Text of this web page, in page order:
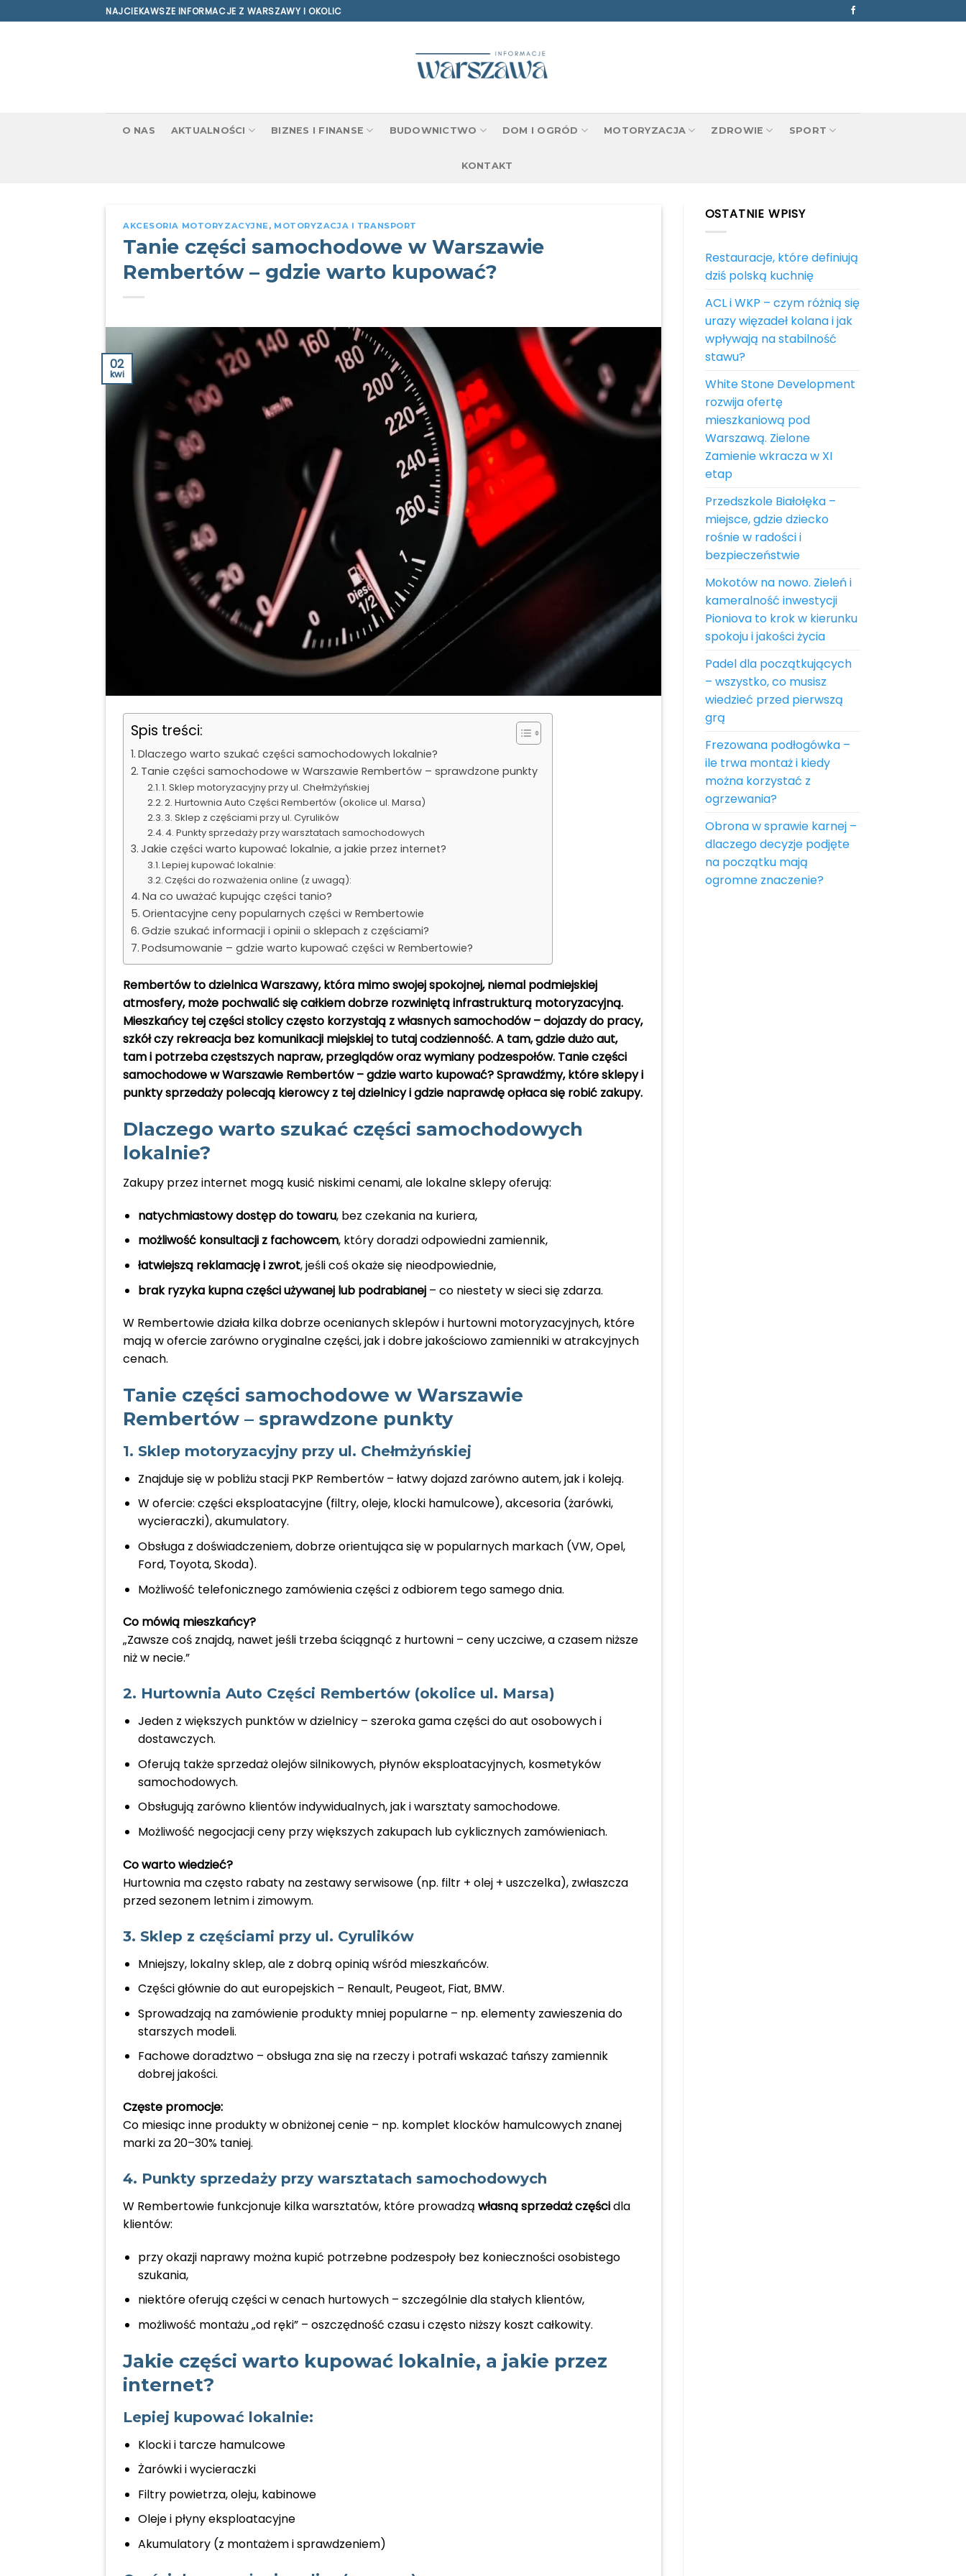
to
NAJCIEKAWSZE INFORMACJE Z WARSZAWY I OKOLIC
O NAS AKTUALNOŚCI BIZNES I FINANSE BUDOWNICTWO DOM I OGRÓD MOTORYZACJA ZDROWIE SPORT
KONTAKT
AKCESORIA MOTORYZACYJNE, MOTORYZACJA I TRANSPORT
Tanie części samochodowe w Warszawie
Rembertów – gdzie warto kupować?
02
kwi
Spis treści:
Dlaczego warto szukać części samochodowych lokalnie?
Tanie części samochodowe w Warszawie Rembertów – sprawdzone punkty
1. Sklep motoryzacyjny przy ul. Chełmżyńskiej
2. Hurtownia Auto Części Rembertów (okolice ul. Marsa)
3. Sklep z częściami przy ul. Cyrulików
4. Punkty sprzedaży przy warsztatach samochodowych
Jakie części warto kupować lokalnie, a jakie przez internet?
Lepiej kupować lokalnie:
Części do rozważenia online (z uwagą):
Na co uważać kupując części tanio?
Orientacyjne ceny popularnych części w Rembertowie
Gdzie szukać informacji i opinii o sklepach z częściami?
Podsumowanie – gdzie warto kupować części w Rembertowie?
Rembertów to dzielnica Warszawy, która mimo swojej spokojnej, niemal podmiejskiej
atmosfery, może pochwalić się całkiem dobrze rozwiniętą infrastrukturą motoryzacyjną.
Mieszkańcy tej części stolicy często korzystają z własnych samochodów – dojazdy do pracy,
szkół czy rekreacja bez komunikacji miejskiej to tutaj codzienność. A tam, gdzie dużo aut,
tam i potrzeba częstszych napraw, przeglądów oraz wymiany podzespołów. Tanie części
samochodowe w Warszawie Rembertów – gdzie warto kupować? Sprawdźmy, które sklepy i
punkty sprzedaży polecają kierowcy z tej dzielnicy i gdzie naprawdę opłaca się robić zakupy.
Dlaczego warto szukać części samochodowych
lokalnie?
Zakupy przez internet mogą kusić niskimi cenami, ale lokalne sklepy oferują:
natychmiastowy dostęp do towaru, bez czekania na kuriera,
możliwość konsultacji z fachowcem, który doradzi odpowiedni zamiennik,
łatwiejszą reklamację i zwrot, jeśli coś okaże się nieodpowiednie,
brak ryzyka kupna części używanej lub podrabianej– co niestety w sieci się zdarza.
W Rembertowie działa kilka dobrze ocenianych sklepów i hurtowni motoryzacyjnych, które
mają w ofercie zarówno oryginalne części, jak i dobre jakościowo zamienniki w atrakcyjnych
cenach.
Tanie części samochodowe w Warszawie
Rembertów – sprawdzone punkty
1. Sklep motoryzacyjny przy ul. Chełmżyńskiej
Znajduje się w pobliżu stacji PKP Rembertów – łatwy dojazd zarówno autem, jak i koleją.
W ofercie: części eksploatacyjne (filtry, oleje, klocki hamulcowe), akcesoria (żarówki,
wycieraczki), akumulatory.
Obsługa z doświadczeniem, dobrze orientująca się w popularnych markach (VW, Opel,
Ford, Toyota, Skoda).
Możliwość telefonicznego zamówienia części z odbiorem tego samego dnia.
Co mówią mieszkańcy?
„Zawsze coś znajdą, nawet jeśli trzeba ściągnąć z hurtowni – ceny uczciwe, a czasem niższe
niż w necie.”
2. Hurtownia Auto Części Rembertów (okolice ul. Marsa)
Jeden z większych punktów w dzielnicy – szeroka gama części do aut osobowych i
dostawczych.
Oferują także sprzedaż olejów silnikowych, płynów eksploatacyjnych, kosmetyków
samochodowych.
Obsługują zarówno klientów indywidualnych, jak i warsztaty samochodowe.
Możliwość negocjacji ceny przy większych zakupach lub cyklicznych zamówieniach.
Co warto wiedzieć?
Hurtownia ma często rabaty na zestawy serwisowe (np. filtr + olej + uszczelka), zwłaszcza
przed sezonem letnim i zimowym.
3. Sklep z częściami przy ul. Cyrulików
Mniejszy, lokalny sklep, ale z dobrą opinią wśród mieszkańców.
Części głównie do aut europejskich – Renault, Peugeot, Fiat, BMW.
Sprowadzają na zamówienie produkty mniej popularne – np. elementy zawieszenia do
starszych modeli.
Fachowe doradztwo – obsługa zna się na rzeczy i potrafi wskazać tańszy zamiennik
dobrej jakości.
Częste promocje:
Co miesiąc inne produkty w obniżonej cenie – np. komplet klocków hamulcowych znanej
marki za 20–30% taniej.
4. Punkty sprzedaży przy warsztatach samochodowych
W Rembertowie funkcjonuje kilka warsztatów, które prowadzą własną sprzedaż częścidla
klientów:
przy okazji naprawy można kupić potrzebne podzespoły bez konieczności osobistego
szukania,
niektóre oferują części w cenach hurtowych – szczególnie dla stałych klientów,
możliwość montażu „od ręki” – oszczędność czasu i często niższy koszt całkowity.
Jakie części warto kupować lokalnie, a jakie przez
internet?
Lepiej kupować lokalnie:
Klocki i tarcze hamulcowe
Żarówki i wycieraczki
Filtry powietrza, oleju, kabinowe
Oleje i płyny eksploatacyjne
Akumulatory (z montażem i sprawdzeniem)
OSTATNIE WPISY
Restauracje, które definiują
dziś polską kuchnię
ACL i WKP – czym różnią się
urazy więzadeł kolana i jak
wpływają na stabilność
stawu?
White Stone Development
rozwija ofertę
mieszkaniową pod
Warszawą. Zielone
Zamienie wkracza w XI
etap
Przedszkole Białołęka –
miejsce, gdzie dziecko
rośnie w radości i
bezpieczeństwie
Mokotów na nowo. Zieleń i
kameralność inwestycji
Pioniova to krok w kierunku
spokoju i jakości życia
Padel dla początkujących
– wszystko, co musisz
wiedzieć przed pierwszą
grą
Frezowana podłogówka –
ile trwa montaż i kiedy
można korzystać z
ogrzewania?
Obrona w sprawie karnej –
dlaczego decyzje podjęte
na początku mają
ogromne znaczenie?